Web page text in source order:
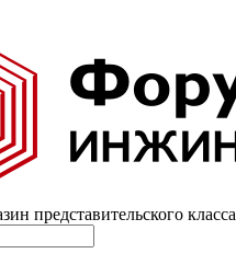
представительского класса